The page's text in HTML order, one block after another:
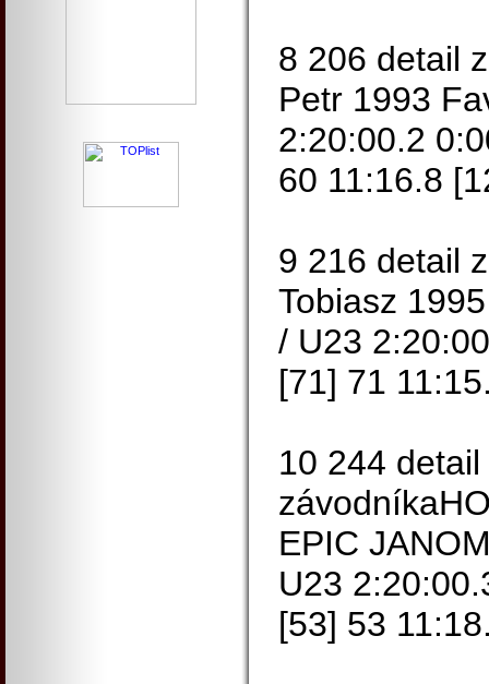
8 206 detail
Petr 1993
2:20:00.2
60 11:16.8
9 216 detail
Tobiasz
/ U23
[71] 71
10 244 detail
EPIC
U23
[53] 53